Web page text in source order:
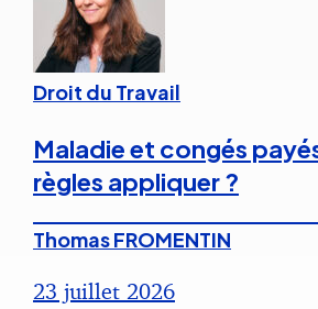
Droit du Travail
Maladie et congés
règles appliquer ?
Thomas FROMENTIN
23 juillet 2026